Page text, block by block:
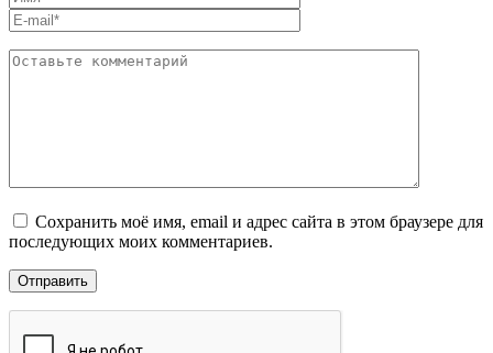
Сохранить моё имя, email и адрес сайта в этом браузере для
последующих моих комментариев.